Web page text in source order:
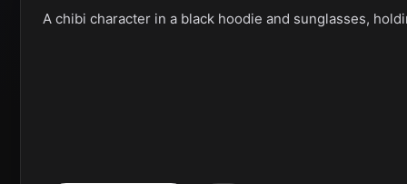
A chibi character in a black hoodie and sunglasses,